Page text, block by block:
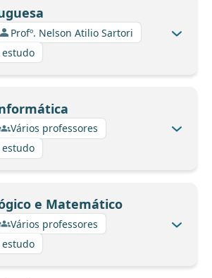
Profº. Nelson Atilio Sartori
estudo
Vários professores
e Matemático
Vários professores
estudo